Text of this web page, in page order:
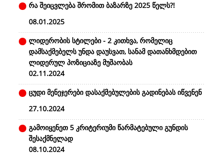
რა შეიცვლება შრომით ბაზარზე 2025 წელს?!
08.01.2025
ლიდერობის სტილები - 2 კითხვა, რომელიც
დამსაქმებელს უნდა დაუსვათ, სანამ დათანხმდებით
ლიდერულ პოზიციაზე მუშაობას
02.11.2024
ცუდი მენეჯერები დასაქმებულების გადინებას იწვენენ
27.10.2024
გამოიყენეთ 5 კრიტერიუმი წარმატებული გუნდის
შესაქმნელად
08.10.2024